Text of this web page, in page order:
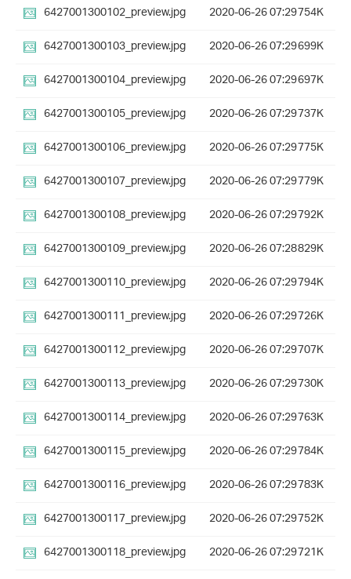
6427001300102_preview.jpg
2020-06-26 07:29754K
6427001300103_preview.jpg
2020-06-26 07:29699K
6427001300104_preview.jpg
2020-06-26 07:29697K
6427001300105_preview.jpg
2020-06-26 07:29737K
6427001300106_preview.jpg
2020-06-26 07:29775K
6427001300107_preview.jpg
2020-06-26 07:29779K
6427001300108_preview.jpg
2020-06-26 07:29792K
6427001300109_preview.jpg
2020-06-26 07:28829K
6427001300110_preview.jpg
2020-06-26 07:29794K
6427001300111_preview.jpg
2020-06-26 07:29726K
6427001300112_preview.jpg
2020-06-26 07:29707K
6427001300113_preview.jpg
2020-06-26 07:29730K
6427001300114_preview.jpg
2020-06-26 07:29763K
6427001300115_preview.jpg
2020-06-26 07:29784K
6427001300116_preview.jpg
2020-06-26 07:29783K
6427001300117_preview.jpg
2020-06-26 07:29752K
6427001300118_preview.jpg
2020-06-26 07:29721K